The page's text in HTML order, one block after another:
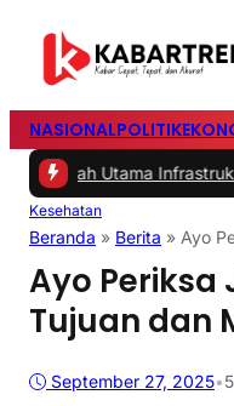
NASIONALPOLITIK
Utama Infrastruktur
Kesehatan
Beranda » Berita » Ayo
Ayo Periksa
Tujuan dan
September 27, 2025•